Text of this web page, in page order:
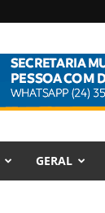
GERAL